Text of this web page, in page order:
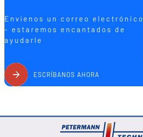
Envíenos un correo electrónico
- estaremos encantados de
ayudarle
ESCRÍBANOS AHORA